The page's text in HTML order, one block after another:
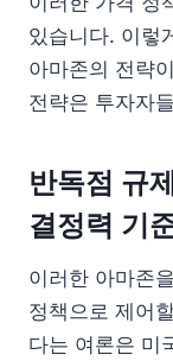
있습니다. 이렇
아마존의 전략
전략은 투자자
반독점 규
결정력 기
이러한 아마존
정책으로 제어
다는 여론은 미